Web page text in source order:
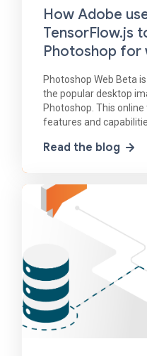
How Adobe
TensorFlow.js
Photoshop for
Photoshop Web Beta
the popular desktop
Photoshop. This
features and
Read the blog